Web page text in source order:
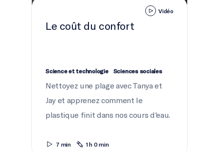
Vidéo
Le coût du confort
Science et technologie Sciences sociales
Nettoyez une plage avec Tanya et
Jay et apprenez comment le
plastique finit dans nos cours d'eau.
7 min 1 h 0 min